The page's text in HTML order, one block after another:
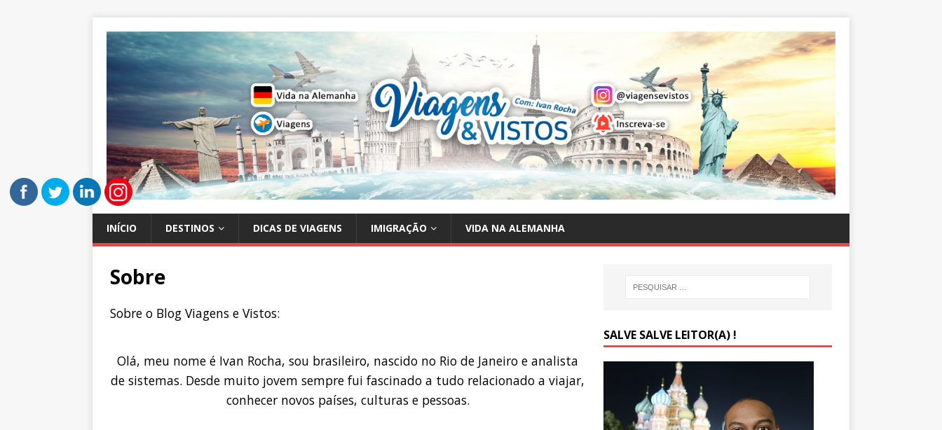
INÍCIO DESTINOS DICAS DE VIAGENS IMIGRAÇÃO VIDA NA ALEMANHA
Sobre
Sobre o Blog Viagens e Vistos:
Olá, meu nome é Ivan Rocha, sou brasileiro, nascido no Rio de Janeiro e analista
de sistemas. Desde muito jovem sempre fui fascinado a tudo relacionado a viajar,
conhecer novos países, culturas e pessoas.
SALVE SALVE LEITOR(A) !